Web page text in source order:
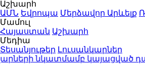
Աշխարհ
ԱՄՆ Եվրոպա Մերձավոր Արևելք
Մամուլ
Հայաստան Աշխարհ
Մեդիա
Տեսանյութեր Լուսանկարներ
նկատմամբ կայացված